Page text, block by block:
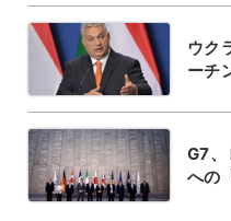
ウク
ーチ
G7、
への